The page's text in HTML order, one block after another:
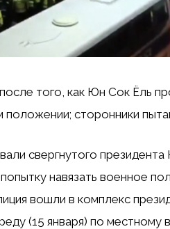
того, как Юн Сок Ёль
положении; сторонники
свергнутого президента
навязать военное
вошли в комплекс
(15 января) по местному